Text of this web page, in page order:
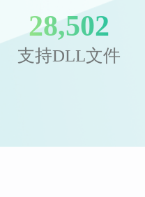
28,502
支持DLL文件